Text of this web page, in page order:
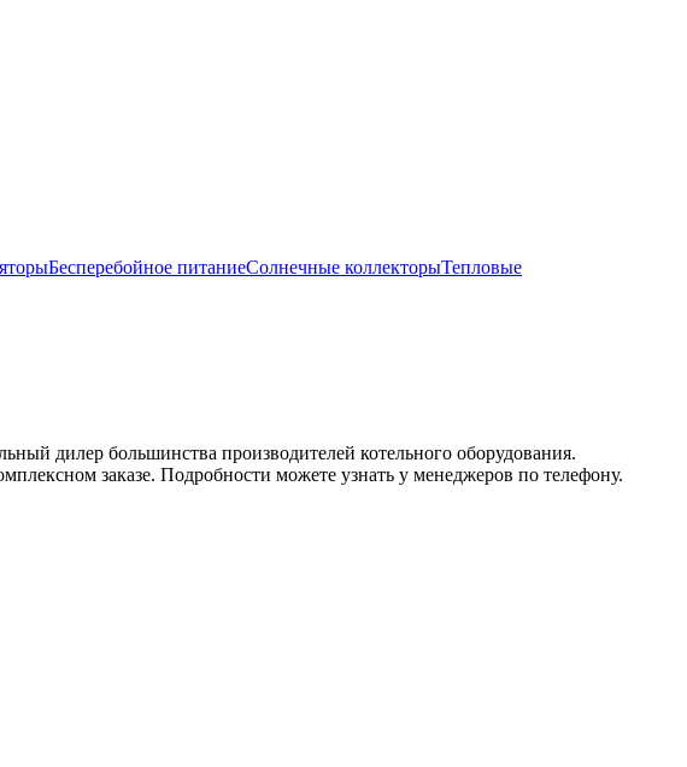
Бесперебойное питаниеСолнечные коллекторыТепловые
дилер большинства производителей котельного оборудования.
заказе. Подробности можете узнать у менеджеров по телефону.